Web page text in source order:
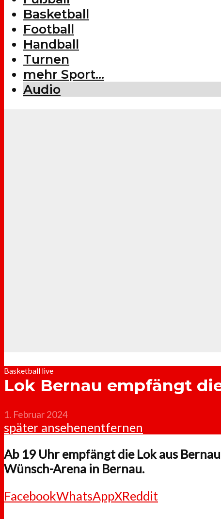
Basketball
Football
Handball
Turnen
mehr Sport…
Audio
Basketball live
Lok Bernau empfängt
1. Februar 2024
später ansehenentfernen
Ab 19 Uhr empfängt die Lok aus
Wünsch-Arena in Bernau.
FacebookWhatsAppXReddit